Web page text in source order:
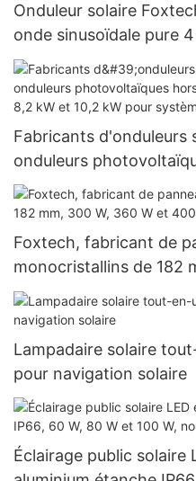
Onduleur solaire
onde sinusoïdale pure
V, prix de gros pour les
Fabricants d'onduleurs
onduleurs
onduleurs hybrides de
systèmes d'énergie
Foxtech, fabricant de
monocristallins de 182
W à prix avantageux
Lampadaire solaire
pour navigation solaire
Éclairage public solaire